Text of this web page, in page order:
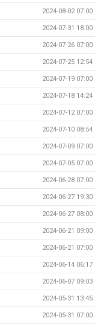
2024-08-02 07:00
2024-07-31 18:00
2024-07-26 07:00
2024-07-25 12:54
2024-07-19 07:00
2024-07-18 14:24
2024-07-12 07:00
2024-07-10 08:54
2024-07-09 07:00
2024-07-05 07:00
2024-06-28 07:00
2024-06-27 19:30
2024-06-27 08:00
2024-06-21 09:00
2024-06-21 07:00
2024-06-14 06:17
2024-06-07 09:03
2024-05-31 13:45
2024-05-31 07:00